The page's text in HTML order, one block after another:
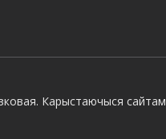
Карыстаючыся